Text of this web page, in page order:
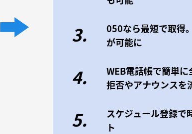
3.
050なら最短で取得
が可能に
4.
WEB電話帳で簡単
拒否やアナウンスを
5.
スケジュール登録で
ト